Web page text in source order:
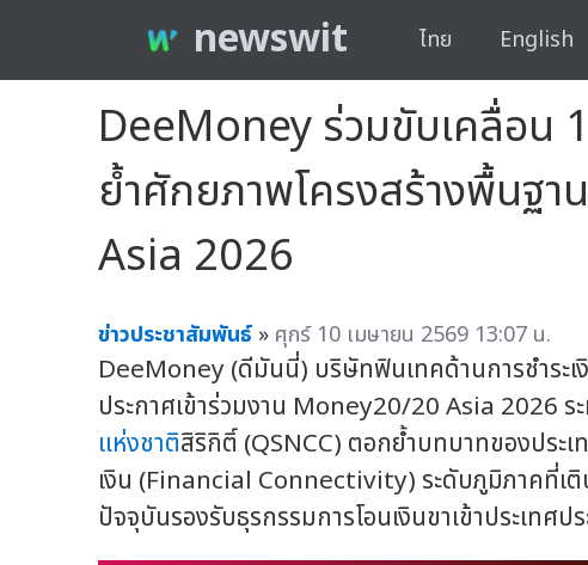
newswit ไทย English
DeeMoney ร่วมขับเคลื่อน 1
ย้ำศักยภาพโครงสร้างพื้นฐา
Asia 2026
ข่าวประชาสัมพันธ์ » ศุกร์ 10 เมษายน 2569 13:07 น.
DeeMoney (ดีมันนี่) บริษัทฟินเทคด้านการชำระเ
ประกาศเข้าร่วมงาน Money20/20 Asia 2026
แห่งชาติสิริกิติ์ (QSNCC) ตอกย้ำบทบาทของประเ
เงิน (Financial Connectivity) ระดับภูมิภาคที่เ
ปัจจุบันรองรับธุรกรรมการโอนเงินขาเข้าประเทศ